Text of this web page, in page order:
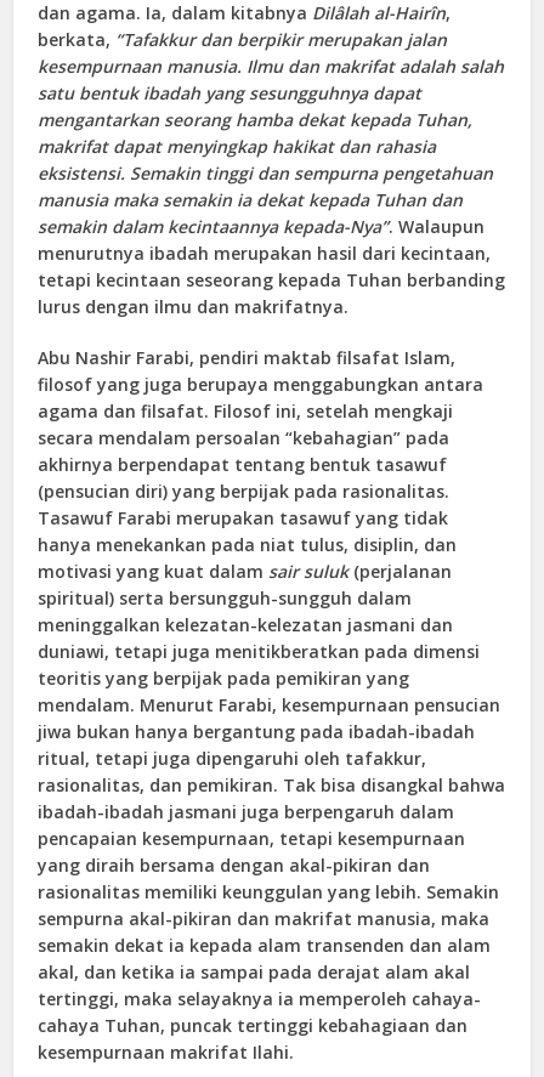
dan agama. Ia, dalam kitabnya Dilâlah al-Hairîn,
berkata, “Tafakkur dan berpikir merupakan jalan
kesempurnaan manusia. Ilmu dan makrifat adalah salah
satu bentuk ibadah yang sesungguhnya dapat
mengantarkan seorang hamba dekat kepada Tuhan,
makrifat dapat menyingkap hakikat dan rahasia
eksistensi. Semakin tinggi dan sempurna pengetahuan
manusia maka semakin ia dekat kepada Tuhan dan
semakin dalam kecintaannya kepada-Nya”. Walaupun
menurutnya ibadah merupakan hasil dari kecintaan,
tetapi kecintaan seseorang kepada Tuhan berbanding
lurus dengan ilmu dan makrifatnya.
Abu Nashir Farabi, pendiri maktab filsafat Islam,
filosof yang juga berupaya menggabungkan antara
agama dan filsafat. Filosof ini, setelah mengkaji
secara mendalam persoalan “kebahagian” pada
akhirnya berpendapat tentang bentuk tasawuf
(pensucian diri) yang berpijak pada rasionalitas.
Tasawuf Farabi merupakan tasawuf yang tidak
hanya menekankan pada niat tulus, disiplin, dan
motivasi yang kuat dalam sair suluk(perjalanan
spiritual) serta bersungguh-sungguh dalam
meninggalkan kelezatan-kelezatan jasmani dan
duniawi, tetapi juga menitikberatkan pada dimensi
teoritis yang berpijak pada pemikiran yang
mendalam. Menurut Farabi, kesempurnaan pensucian
jiwa bukan hanya bergantung pada ibadah-ibadah
ritual, tetapi juga dipengaruhi oleh tafakkur,
rasionalitas, dan pemikiran. Tak bisa disangkal bahwa
ibadah-ibadah jasmani juga berpengaruh dalam
pencapaian kesempurnaan, tetapi kesempurnaan
yang diraih bersama dengan akal-pikiran dan
rasionalitas memiliki keunggulan yang lebih. Semakin
sempurna akal-pikiran dan makrifat manusia, maka
semakin dekat ia kepada alam transenden dan alam
akal, dan ketika ia sampai pada derajat alam akal
tertinggi, maka selayaknya ia memperoleh cahaya-
cahaya Tuhan, puncak tertinggi kebahagiaan dan
kesempurnaan makrifat Ilahi.